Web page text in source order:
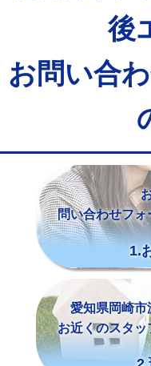
後
お問い合
問い合わせフォ
1.
愛知県岡崎市
お近くのスタ